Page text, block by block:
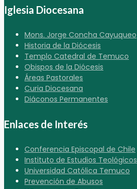
Iglesia Diocesana
Mons. Jorge Concha Cayuqueo
Historia de la Diócesis
Templo Catedral de Temuco
Obispos de la Diócesis
Áreas Pastorales
Curia Diocesana
Diáconos Permanentes
Enlaces de Interés
Conferencia Episcopal de Chile
Instituto de Estudios Teológicos
Universidad Católica Temuco
Prevención de Abusos